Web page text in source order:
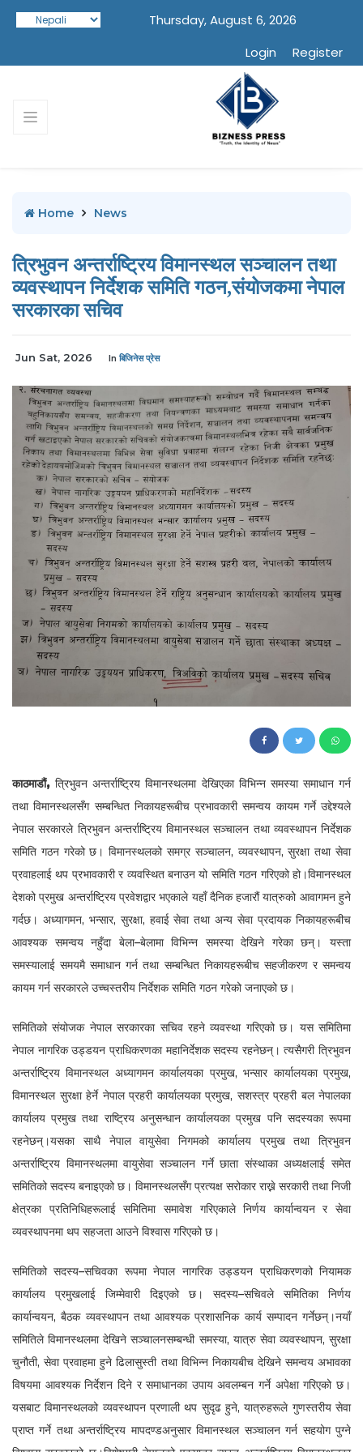
Thursday, August 6, 2026
Login
Register
Home News
त्रिभुवन अन्तर्राष्ट्रिय विमानस्थल सञ्चालन तथा
व्यवस्थापन निर्देशक समिति गठन,संयोजकमा नेपाल
सरकारका सचिव
Jun Sat, 2026 In बिजिनेस प्रेस
काठमाडौं, त्रिभुवन अन्तर्राष्ट्रिय विमानस्थलमा देखिएका विभिन्न समस्या समाधान गर्न
तथा विमानस्थलसँग सम्बन्धित निकायहरूबीच प्रभावकारी समन्वय कायम गर्ने उद्देश्यले
नेपाल सरकारले त्रिभुवन अन्तर्राष्ट्रिय विमानस्थल सञ्चालन तथा व्यवस्थापन निर्देशक
समिति गठन गरेको छ। विमानस्थलको समग्र सञ्चालन, व्यवस्थापन, सुरक्षा तथा सेवा
प्रवाहलाई थप प्रभावकारी र व्यवस्थित बनाउन यो समिति गठन गरिएको हो।विमानस्थल
देशको प्रमुख अन्तर्राष्ट्रिय प्रवेशद्वार भएकाले यहाँ दैनिक हजारौं यात्रुको आवागमन हुने
गर्दछ। अध्यागमन, भन्सार, सुरक्षा, हवाई सेवा तथा अन्य सेवा प्रदायक निकायहरूबीच
आवश्यक समन्वय नहुँदा बेला–बेलामा विभिन्न समस्या देखिने गरेका छन्। यस्ता
समस्यालाई समयमै समाधान गर्न तथा सम्बन्धित निकायहरूबीच सहजीकरण र समन्वय
कायम गर्न सरकारले उच्चस्तरीय निर्देशक समिति गठन गरेको जनाएको छ।
समितिको संयोजक नेपाल सरकारका सचिव रहने व्यवस्था गरिएको छ। यस समितिमा
नेपाल नागरिक उड्डयन प्राधिकरणका महानिर्देशक सदस्य रहनेछन्। त्यसैगरी त्रिभुवन
अन्तर्राष्ट्रिय विमानस्थल अध्यागमन कार्यालयका प्रमुख, भन्सार कार्यालयका प्रमुख,
विमानस्थल सुरक्षा हेर्ने नेपाल प्रहरी कार्यालयका प्रमुख, सशस्त्र प्रहरी बल नेपालका
कार्यालय प्रमुख तथा राष्ट्रिय अनुसन्धान कार्यालयका प्रमुख पनि सदस्यका रूपमा
रहनेछन्।यसका साथै नेपाल वायुसेवा निगमको कार्यालय प्रमुख तथा त्रिभुवन
अन्तर्राष्ट्रिय विमानस्थलमा वायुसेवा सञ्चालन गर्ने छाता संस्थाका अध्यक्षलाई समेत
समितिको सदस्य बनाइएको छ। विमानस्थलसँग प्रत्यक्ष सरोकार राख्ने सरकारी तथा निजी
क्षेत्रका प्रतिनिधिहरूलाई समितिमा समावेश गरिएकाले निर्णय कार्यान्वयन र सेवा
व्यवस्थापनमा थप सहजता आउने विश्वास गरिएको छ।
समितिको सदस्य–सचिवका रूपमा नेपाल नागरिक उड्डयन प्राधिकरणको नियामक
कार्यालय प्रमुखलाई जिम्मेवारी दिइएको छ। सदस्य–सचिवले समितिका निर्णय
कार्यान्वयन, बैठक व्यवस्थापन तथा आवश्यक प्रशासनिक कार्य सम्पादन गर्नेछन्।नयाँ
समितिले विमानस्थलमा देखिने सञ्चालनसम्बन्धी समस्या, यात्रु सेवा व्यवस्थापन, सुरक्षा
चुनौती, सेवा प्रवाहमा हुने ढिलासुस्ती तथा विभिन्न निकायबीच देखिने समन्वय अभावका
विषयमा आवश्यक निर्देशन दिने र समाधानका उपाय अवलम्बन गर्ने अपेक्षा गरिएको छ।
यसबाट विमानस्थलको व्यवस्थापन प्रणाली थप सुदृढ हुने, यात्रुहरूले गुणस्तरीय सेवा
प्राप्त गर्ने तथा अन्तर्राष्ट्रिय मापदण्डअनुसार विमानस्थल सञ्चालन गर्न सहयोग पुग्ने